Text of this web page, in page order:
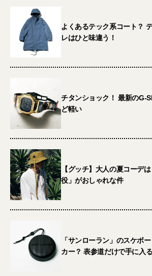
よくあるテック系コート？
レはひと味違う！
チタンショック！ 最新のG-
ど軽い
【グッチ】大人の夏コーデ
役」がおしゃれな件
「サンローラン」のスケボ
カー？ 表参道だけで手に入